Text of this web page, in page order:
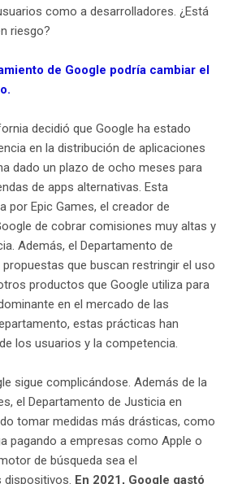
como a desarrolladores. ¿Está
riesgo?
de Google podría cambiar el
decidió que Google ha estado
en la distribución de aplicaciones
dado un plazo de ocho meses para
de apps alternativas. Esta
por Epic Games, el creador de
de cobrar comisiones muy altas y
Además, el Departamento de
que buscan restringir el uso
productos que Google utiliza para
en el mercado de las
estas prácticas han
los usuarios y la competencia.
sigue complicándose. Además de la
el Departamento de Justicia en
tomar medidas más drásticas, como
pagando a empresas como Apple o
de búsqueda sea el
dispositivos. En 2021, Google gastó